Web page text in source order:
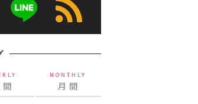
間
MONTHLY
月 間